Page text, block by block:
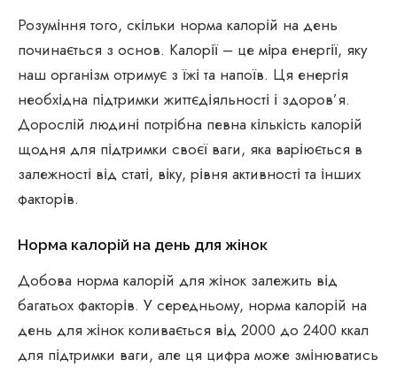
Розуміння того, скільки норма калорій на день
починається з основ. Калорії – це міра енергії, яку
наш організм отримує з їжі та напоїв. Ця енергія
необхідна підтримки життєдіяльності і здоров’я.
Дорослій людині потрібна певна кількість калорій
щодня для підтримки своєї ваги, яка варіюється в
залежності від статі, віку, рівня активності та інших
факторів.
Норма калорій на день для жінок
Добова норма калорій для жінок залежить від
багатьох факторів. У середньому, норма калорій на
день для жінок коливається від 2000 до 2400 ккал
для підтримки ваги, але ця цифра може змінюватись